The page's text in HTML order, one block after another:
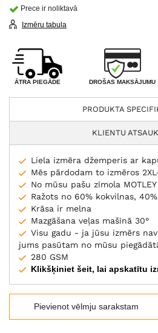
Prece ir noliktavā
Izmēru tabula
ĀTRA PIEGĀDE DROŠAS MAKSĀJUMU
PRODUKTA
KLIENTU
Liela izmēra džemperis ar
Mēs pārdodam to izmēros 2XL-
No mūsu pašu zīmola MOTLEY
Ražots no 60% kokvilnas,
Krāsa ir melna
Mazgāšana veļas mašīnā 30°
Visu gadu - ja jūsu izmērs
jums pasūtam no mūsu
280 GSM
Klikšķiniet šeit, lai apskatītu
Pievienot vēlmju sarakstam